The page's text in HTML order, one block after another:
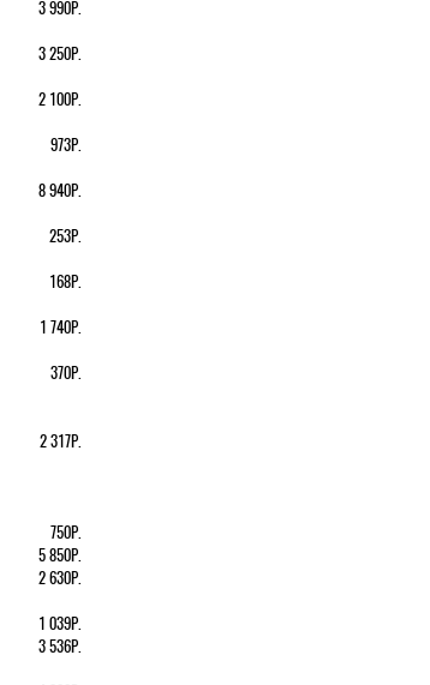
3 990Р.
3 250Р.
2 100Р.
973Р.
8 940Р.
253Р.
168Р.
1 740Р.
370Р.
2 317Р.
750Р.
5 850Р.
2 630Р.
1 039Р.
3 536Р.